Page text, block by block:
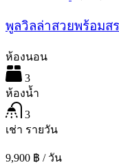
พูลวิลล่าสวยพร้อมส
ห้องนอน
3
ห้องน้ำ
3
เช่า รายวัน
9,900 ฿ / วัน